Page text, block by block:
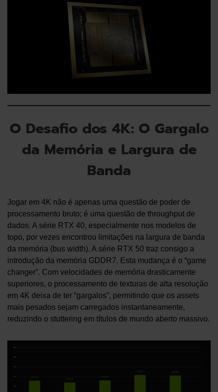
O Desafio dos 4K: O Gargalo
da Memória e Largura de
Banda
Jogar em 4K não é apenas uma questão de poder de
processamento bruto; é uma questão de throughput de
dados. A série RTX 40, especialmente nos modelos de
topo, por vezes encontrou limitações na largura de banda
da memória (bus width). A série RTX 50 traz consigo a
introdução da memória GDDR7. Esta mudança é o “game
changer”. Com velocidades de memória drasticamente
superiores, o processamento de texturas de alta resolução
em 4K deixa de ter “gargalos”, permitindo que os assets
mais pesados sejam carregados instantaneamente,
reduzindo o stuttering em títulos de mundo aberto massivo.